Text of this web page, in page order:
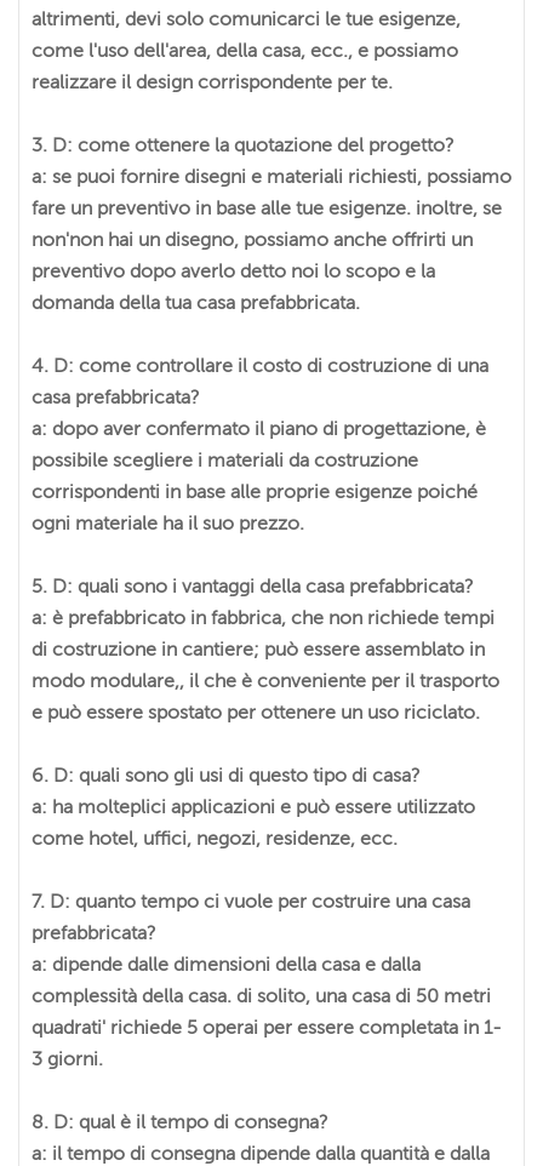
altrimenti, devi solo comunicarci le tue esigenze,
come l'uso dell'area, della casa, ecc., e possiamo
realizzare il design corrispondente per te.
3. D: come ottenere la quotazione del progetto?
a: se puoi fornire disegni e materiali richiesti, possiamo
fare un preventivo in base alle tue esigenze. inoltre, se
non'non hai un disegno, possiamo anche offrirti un
preventivo dopo averlo detto noi lo scopo e la
domanda della tua casa prefabbricata.
4. D: come controllare il costo di costruzione di una
casa prefabbricata?
a: dopo aver confermato il piano di progettazione, è
possibile scegliere i materiali da costruzione
corrispondenti in base alle proprie esigenze poiché
ogni materiale ha il suo prezzo.
5. D: quali sono i vantaggi della casa prefabbricata?
a: è prefabbricato in fabbrica, che non richiede tempi
di costruzione in cantiere; può essere assemblato in
modo modulare,, il che è conveniente per il trasporto
e può essere spostato per ottenere un uso riciclato.
6. D: quali sono gli usi di questo tipo di casa?
a: ha molteplici applicazioni e può essere utilizzato
come hotel, uffici, negozi, residenze, ecc.
7. D: quanto tempo ci vuole per costruire una casa
prefabbricata?
a: dipende dalle dimensioni della casa e dalla
complessità della casa. di solito, una casa di 50 metri
quadrati' richiede 5 operai per essere completata in 1-
3 giorni.
8. D: qual è il tempo di consegna?
a: il tempo di consegna dipende dalla quantità e dalla